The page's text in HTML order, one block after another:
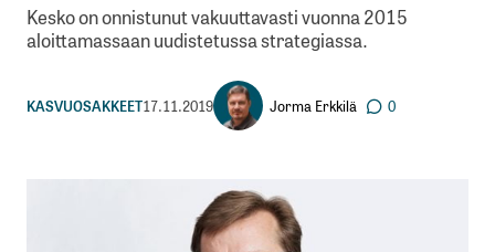
Kesko on onnistunut vakuuttavasti vuonna 2015
aloittamassaan uudistetussa strategiassa.
KASVUOSAKKEET17.11.2019 Jorma Erkkilä 0